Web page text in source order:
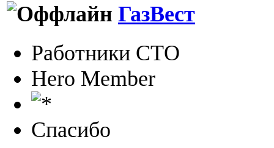
ГазВест
Работники СТО
Hero Member
Спасибо